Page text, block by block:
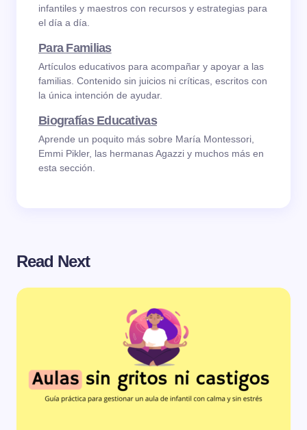
infantiles y maestros con recursos y estrategias para
el día a día.
Para Familias
Artículos educativos para acompañar y apoyar a las
familias. Contenido sin juicios ni críticas, escritos con
la única intención de ayudar.
Biografías Educativas
Aprende un poquito más sobre María Montessori,
Emmi Pikler, las hermanas Agazzi y muchos más en
esta sección.
Read Next